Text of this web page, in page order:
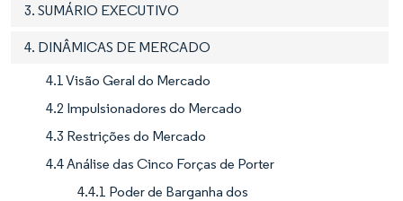
3. SUMÁRIO EXECUTIVO
4. DINÂMICAS DE MERCADO
4.1 Visão Geral do Mercado
4.2 Impulsionadores do Mercado
4.3 Restrições do Mercado
4.4 Análise das Cinco Forças de Porter
4.4.1 Poder de Barganha dos